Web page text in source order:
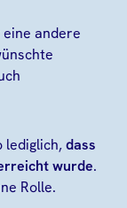
andere
lediglich,dass
wurde.
Rolle.